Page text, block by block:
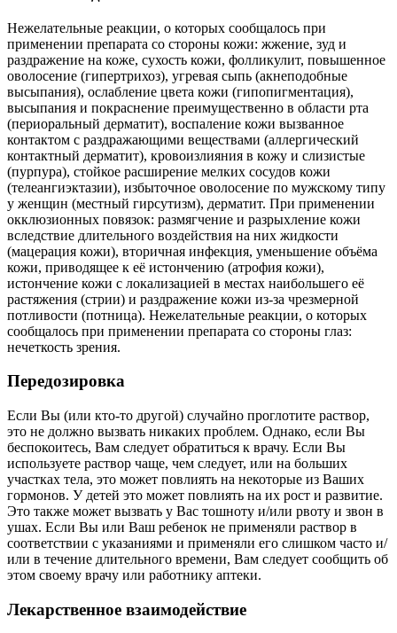
Нежелательные реакции, о которых сообщалось при
применении препарата со стороны кожи: жжение, зуд и
раздражение на коже, сухость кожи, фолликулит, повышенное
оволосение (гипертрихоз), угревая сыпь (акнеподобные
высыпания), ослабление цвета кожи (гипопигментация),
высыпания и покраснение преимущественно в области рта
(периоральный дерматит), воспаление кожи вызванное
контактом с раздражающими веществами (аллергический
контактный дерматит), кровоизлияния в кожу и слизистые
(пурпура), стойкое расширение мелких сосудов кожи
(телеангиэктазии), избыточное оволосение по мужскому типу
у женщин (местный гирсутизм), дерматит. При применении
окклюзионных повязок: размягчение и разрыхление кожи
вследствие длительного воздействия на них жидкости
(мацерация кожи), вторичная инфекция, уменьшение объёма
кожи, приводящее к её истончению (атрофия кожи),
истончение кожи с локализацией в местах наибольшего её
растяжения (стрии) и раздражение кожи из-за чрезмерной
потливости (потница). Нежелательные реакции, о которых
сообщалось при применении препарата со стороны глаз:
нечеткость зрения.
Передозировка
Если Вы (или кто-то другой) случайно проглотите раствор,
это не должно вызвать никаких проблем. Однако, если Вы
беспокоитесь, Вам следует обратиться к врачу. Если Вы
используете раствор чаще, чем следует, или на больших
участках тела, это может повлиять на некоторые из Ваших
гормонов. У детей это может повлиять на их рост и развитие.
Это также может вызвать у Вас тошноту и/или рвоту и звон в
ушах. Если Вы или Ваш ребенок не применяли раствор в
соответствии с указаниями и применяли его слишком часто и/
или в течение длительного времени, Вам следует сообщить об
этом своему врачу или работнику аптеки.
Лекарственное взаимодействие